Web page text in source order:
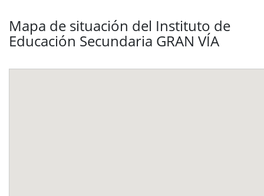
Mapa de situación del Instituto de
Educación Secundaria GRAN VÍA